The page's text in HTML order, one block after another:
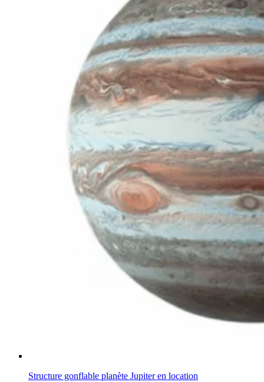
Structure gonflable planète Jupiter en location